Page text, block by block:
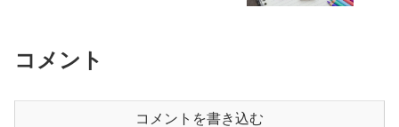
コメント
コメントを書き込む